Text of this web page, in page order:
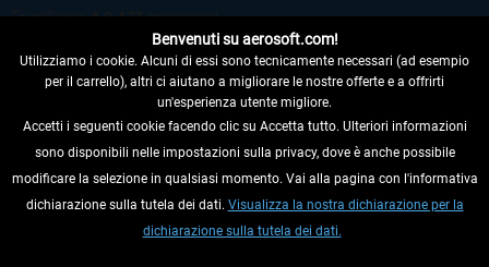
RECEDERE DAL CONTRATTO
INFORMAZIONI
Benvenuti su aerosoft.com!
Utilizziamo i cookie. Alcuni di essi sono tecnicamente necessari (ad esempio
per il carrello), altri ci aiutano a migliorare le nostre offerte e a offrirti
un'esperienza utente migliore.
Accetti i seguenti cookie facendo clic su Accetta tutto. Ulteriori informazioni
sono disponibili nelle impostazioni sulla privacy, dove è anche possibile
modificare la selezione in qualsiasi momento. Vai alla pagina con l'informativa
dichiarazione sulla tutela dei dati. Visualizza la nostra dichiarazione per la
dichiarazione sulla tutela dei dati.